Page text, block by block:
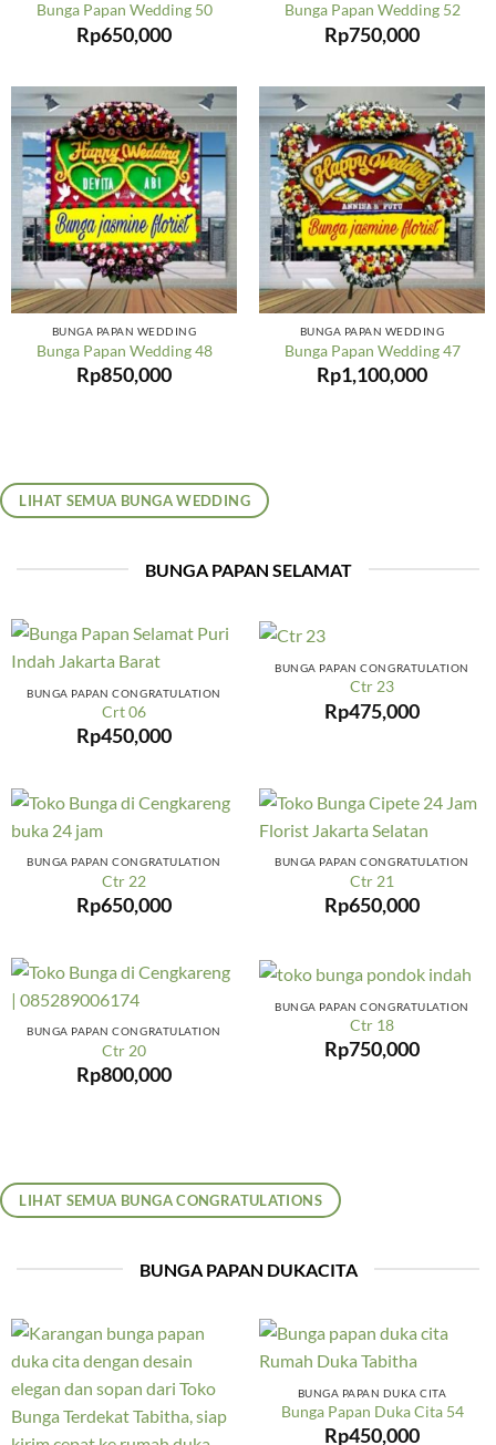
Bunga Papan Wedding 50
Rp650,000
Bunga Papan Wedding 52
Rp750,000
BUNGA PAPAN WEDDING
Bunga Papan Wedding 48
Rp850,000
BUNGA PAPAN WEDDING
Bunga Papan Wedding 47
Rp1,100,000
LIHAT SEMUA BUNGA WEDDING
BUNGA PAPAN SELAMAT
BUNGA PAPAN CONGRATULATION
Crt 06
Rp450,000
BUNGA PAPAN CONGRATULATION
Ctr 23
Rp475,000
BUNGA PAPAN CONGRATULATION
Ctr 22
Rp650,000
BUNGA PAPAN CONGRATULATION
Ctr 21
Rp650,000
BUNGA PAPAN CONGRATULATION
Ctr 20
Rp800,000
BUNGA PAPAN CONGRATULATION
Ctr 18
Rp750,000
LIHAT SEMUA BUNGA CONGRATULATIONS
BUNGA PAPAN DUKACITA
BUNGA PAPAN DUKA CITA
Bunga Papan Duka Cita 54
Rp450,000